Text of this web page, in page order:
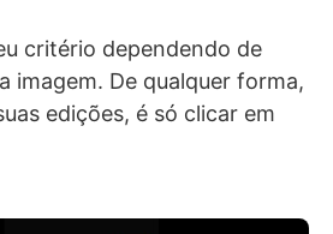
critério dependendo de
imagem. De qualquer forma,
edições, é só clicar em